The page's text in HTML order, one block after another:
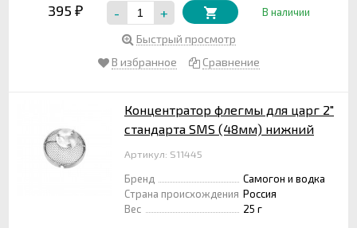
395 ₽ - + В наличии
Быстрый просмотр
В избранное
Сравнение
Концентратор флегмы для царг 2"
стандарта SMS (48мм) нижний
Артикул: S11445
Бренд
Самогон и водка
Страна происхождения Россия
Вес
25 г